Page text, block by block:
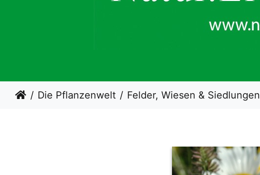
Die Pflanzenwelt Felder, Wiesen & Siedlungen